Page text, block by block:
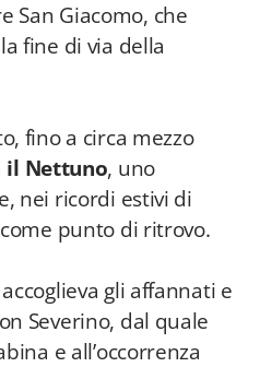
San Giacomo, che
fine di via della
fino a circa mezzo
il Nettuno, uno
nei ricordi estivi di
punto di ritrovo.
gli affannati e
Severino, dal quale
e all’occorrenza